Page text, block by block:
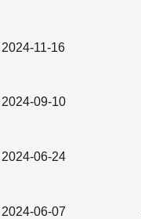
2024-11-16
2024-09-10
2024-06-24
2024-06-07